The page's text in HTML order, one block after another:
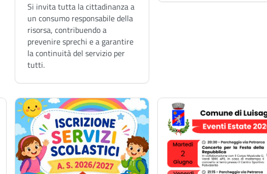
Si invita tutta la cittadinanza a
un consumo responsabile della
risorsa, contribuendo a
prevenire sprechi e a garantire
la continuità del servizio per
tutti.